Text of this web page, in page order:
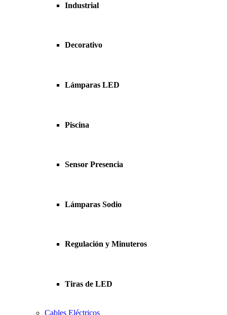
Industrial
Decorativo
Lámparas LED
Piscina
Sensor Presencia
Lámparas Sodio
Regulación y Minuteros
Tiras de LED
Cables Eléctricos